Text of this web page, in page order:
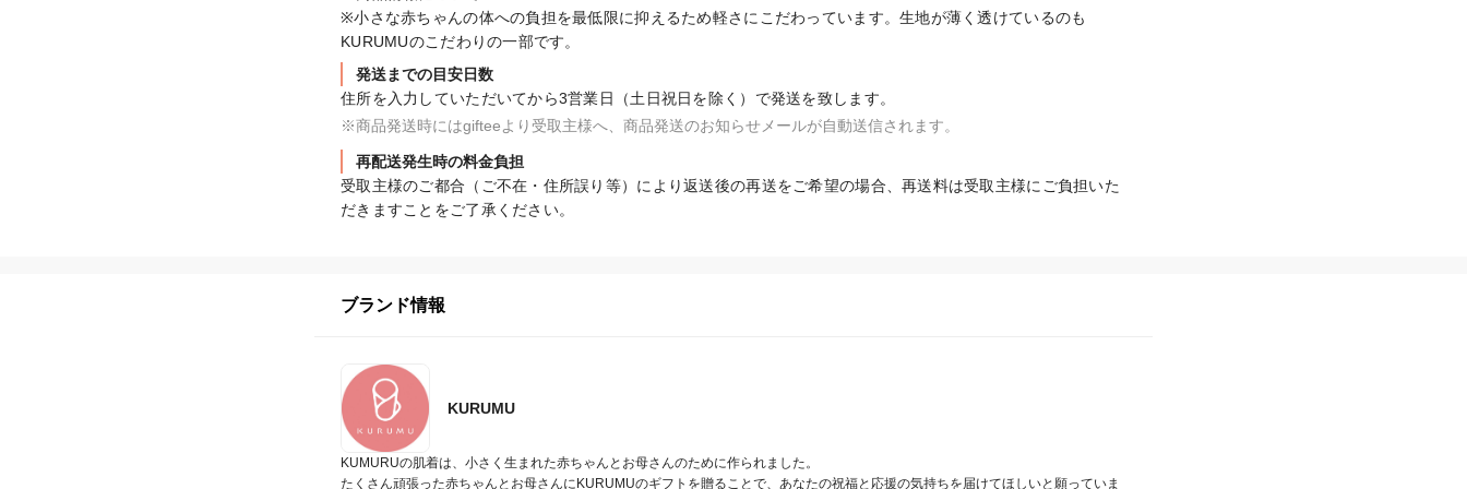
※小さな赤ちゃんの体への負担を最低限に抑えるため軽さにこだわっています。生地が薄く透けているのも
KURUMUのこだわりの一部です。
発送までの目安日数
住所を入力していただいてから3営業日（土日祝日を除く）で発送を致します。
※商品発送時にはgifteeより受取主様へ、商品発送のお知らせメールが自動送信されます。
再配送発生時の料金負担
受取主様のご都合（ご不在・住所誤り等）により返送後の再送をご希望の場合、再送料は受取主様にご負担いた
だきますことをご了承ください。
ブランド情報
KURUMU
KUMURUの肌着は、小さく生まれた赤ちゃんとお母さんのために作られました。
たくさん頑張った赤ちゃんとお母さんにKURUMUのギフトを贈ることで、あなたの祝福と応援の気持ちを届けてほしいと願っていま